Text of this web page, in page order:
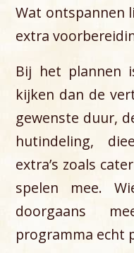
Wat ontspannen
extra
Bij het plannen
kijken dan de
gewenste duur,
hutindeling,
extra’s zoals
spelen mee.
doorgaans
programma echt